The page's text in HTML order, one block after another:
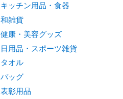
キッチン用品・食器
和雑貨
健康・美容グッズ
日用品・スポーツ雑貨
タオル
バッグ
表彰用品